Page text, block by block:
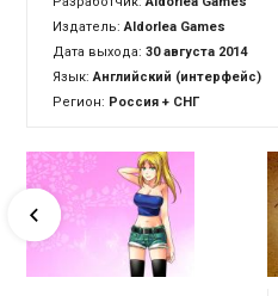
Издатель:Aldorlea Games
Дата выхода: 30 августа 2014
Язык:Английский (интерфейс)
Регион: Россия + СНГ